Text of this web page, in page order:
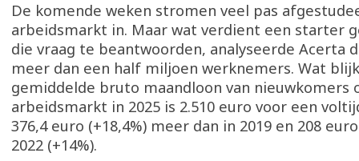
De komende weken stromen veel pas
arbeidsmarkt in. Maar wat verdient een starter
die vraag te beantwoorden, analyseerde Acerta
meer dan een half miljoen werknemers. Wat
gemiddelde bruto maandloon van nieuwkomers
arbeidsmarkt in 2025 is 2.510 euro voor een
376,4 euro (+18,4%) meer dan in 2019 en 208
2022 (+14%).